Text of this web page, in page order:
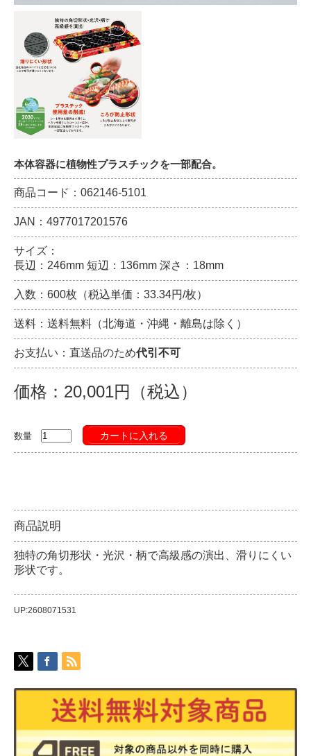
本体容器に植物性プラスチックを一部配合。
商品コード：062146-5101
JAN：4977017201576
サイズ：
長辺：246mm 短辺：136mm 深さ：18mm
入数：600枚（税込単価：33.34円/枚）
送料：送料無料（北海道・沖縄・離島は除く）
お支払い：直送品のため代引不可
価格：20,001円（税込）
数量 カートに入れる
商品説明
独特の角切形状・光沢・柄で高級感の演出、滑りにくい
形状です。
UP:2608071531